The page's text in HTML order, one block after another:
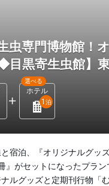
生虫専門博物館
目黒寄生虫館】
ホテル
選べる
1 泊
宿泊、『オリジナルグッ
』がセットになったプラン
ルグッズと定期刊行物「